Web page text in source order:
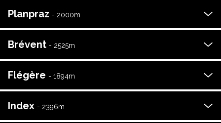
Planpraz - 2000m
Brévent - 2525m
Flégère - 1894m
Index - 2396m